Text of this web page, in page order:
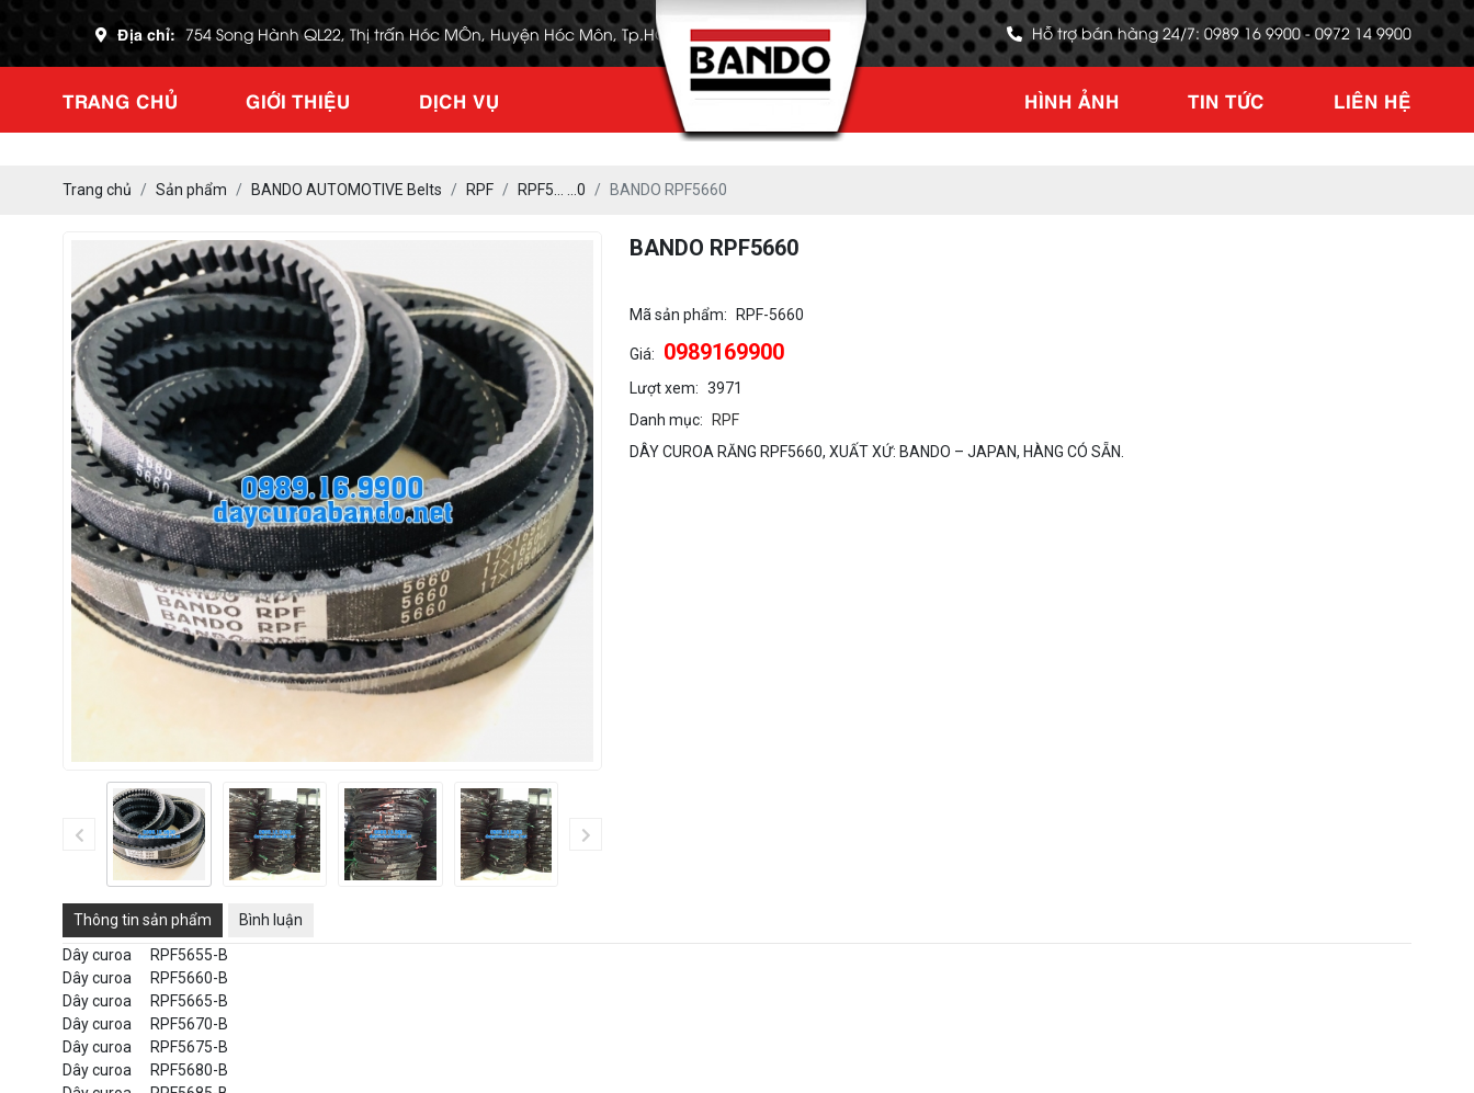
Địa chỉ: 754 Song Hành QL22, Thị trấn Hóc MÔn, Huyện Hóc Môn, Tp.HCM Hỗ trợ bán hàng 24/7: 0989 16 9900 - 0972 14 9900
TRANG CHỦ GIỚI THIỆU DỊCH VỤ HÌNH ẢNH TIN TỨC LIÊN HỆ
Trang chủ Sản phẩm BANDO AUTOMOTIVE Belts RPF RPF5… …0 BANDO RPF5660
BANDO RPF5660
Mã sản phẩm: RPF-5660
Giá: 0989169900
Lượt xem: 3971
Danh mục:
RPF
DÂY CUROA RĂNG RPF5660, XUẤT XỨ: BANDO – JAPAN, HÀNG CÓ SẴN.
Thông tin sản phẩm
Bình luận
Dây curoa
RPF5655-B
Dây curoa
RPF5660-B
Dây curoa
RPF5665-B
Dây curoa
RPF5670-B
Dây curoa
RPF5675-B
Dây curoa
RPF5680-B